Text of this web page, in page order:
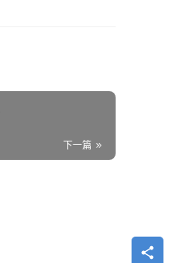
下一篇